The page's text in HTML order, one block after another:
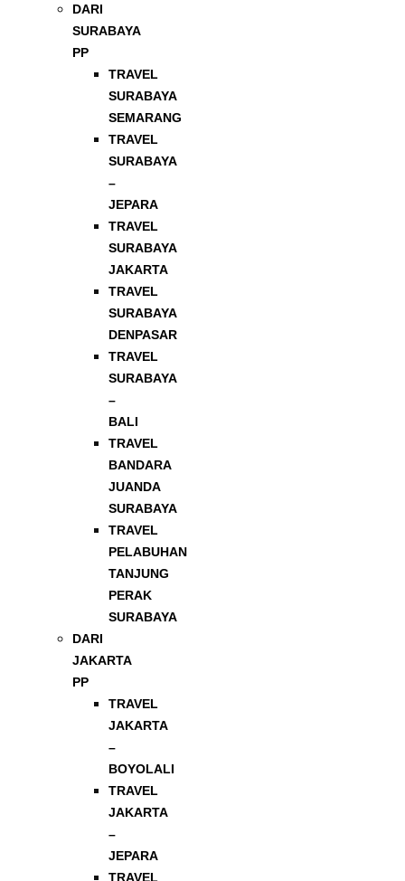
DARI
SURABAYA
PP
TRAVEL
SURABAYA
SEMARANG
TRAVEL
SURABAYA
–
JEPARA
TRAVEL
SURABAYA
JAKARTA
TRAVEL
SURABAYA
DENPASAR
TRAVEL
SURABAYA
–
BALI
TRAVEL
BANDARA
JUANDA
SURABAYA
TRAVEL
PELABUHAN
TANJUNG
PERAK
SURABAYA
DARI
JAKARTA
PP
TRAVEL
JAKARTA
–
BOYOLALI
TRAVEL
JAKARTA
–
JEPARA
TRAVEL